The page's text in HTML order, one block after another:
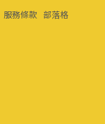
服務條款 部落格